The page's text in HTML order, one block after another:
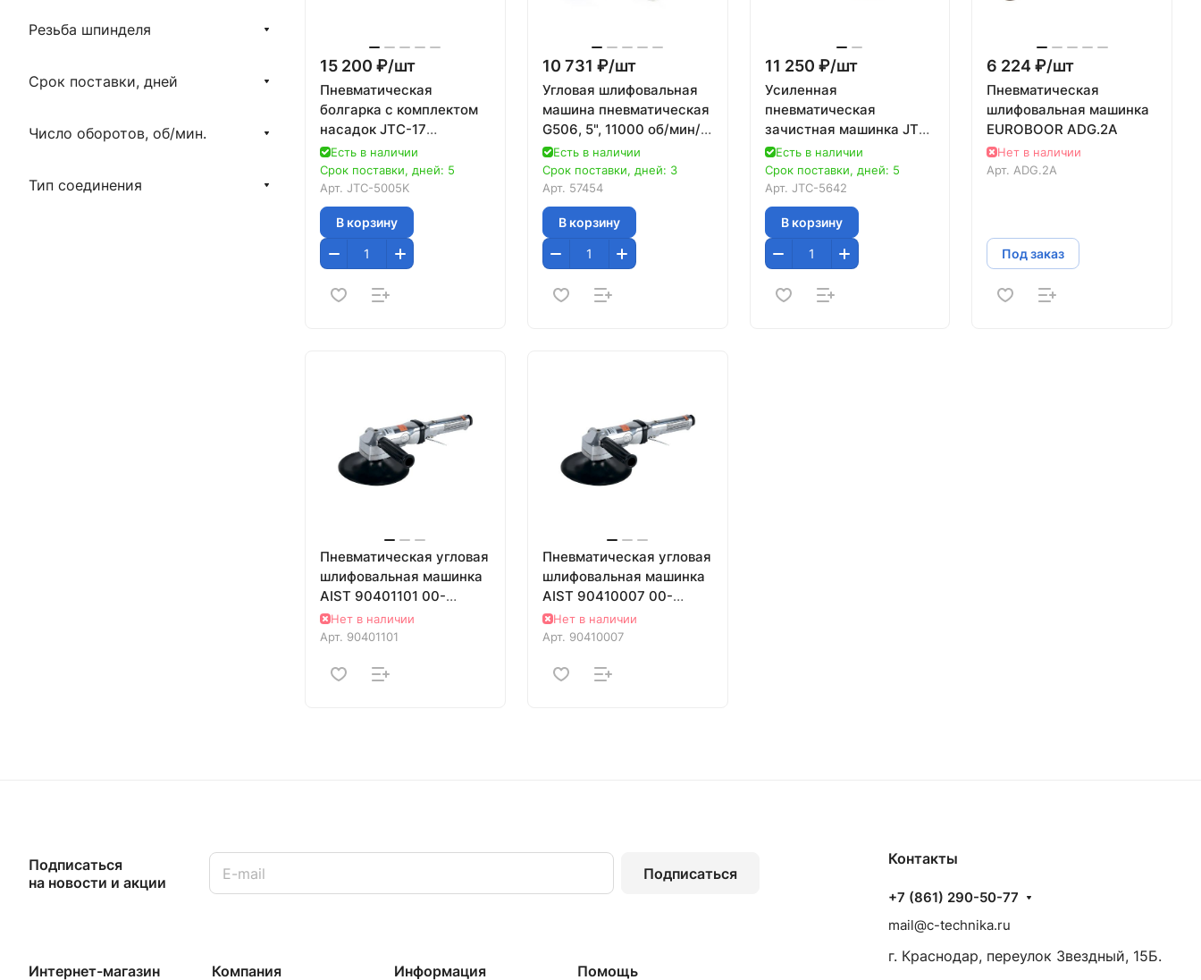
15 200 ₽/шт
Пневматическая
болгарка с комплектом
насадок JTC-17
предметов 5005K
Есть в наличии
Срок поставки, дней: 5
Арт. JTC-5005K
В корзину
10 731 ₽/шт
Угловая шлифовальная
машина пневматическая
G506, 5", 11000 об/мин//
Gross
Есть в наличии
Срок поставки, дней: 3
Арт. 57454
В корзину
11 250 ₽/шт
Усиленная
пневматическая
зачистная машинка JTC-
5642
Есть в наличии
Срок поставки, дней: 5
Арт. JTC-5642
В корзину
6 224 ₽/шт
Пневматическая
шлифовальная машинка
EUROBOOR ADG.2A
Нет в наличии
Арт.ADG.2A
Под заказ
Пневматическая угловая
шлифовальная машинка
AIST 90401101 00-
00009416
Нет в наличии
Арт. 90401101
Пневматическая угловая
шлифовальная машинка
AIST 90410007 00-
00009453
Нет в наличии
Арт. 90410007
Резьба шпинделя
Срок поставки, дней
Число оборотов, об/мин.
Тип соединения
Подписаться
на новости и акции
Подписаться
Интернет-магазин Компания Информация Помощь
Контакты
+7 (861) 290-50-77
mail@c-technika.ru
г. Краснодар, переулок Звездный, 15Б.